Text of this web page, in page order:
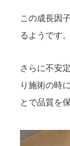
この成長因
るようです。
さらに不安
り施術の時
とで品質を